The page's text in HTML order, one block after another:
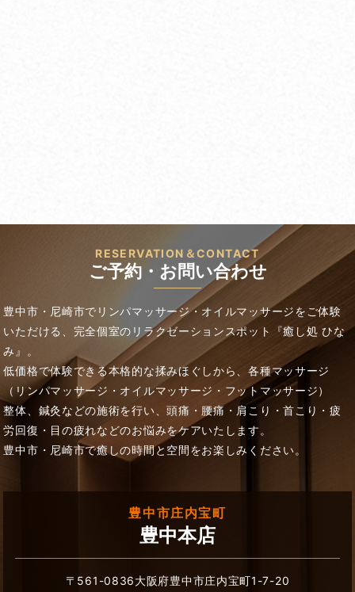
RESERVATION＆CONTACT
ご予約・お問い合わせ
豊中市・尼崎市でリンパマッサージ・オイルマッサージをご体験
いただける、完全個室のリラクゼーションスポット『癒し処 ひな
み』。
低価格で体験できる本格的な揉みほぐしから、各種マッサージ
（リンパマッサージ・オイルマッサージ・フットマッサージ）
整体、鍼灸などの施術を行い、頭痛・腰痛・肩こり・首こり・疲
労回復・目の疲れなどのお悩みをケアいたします。
豊中市・尼崎市で癒しの時間と空間をお楽しみください。
豊中市庄内宝町
豊中本店
〒561-0836大阪府豊中市庄内宝町1-7-20